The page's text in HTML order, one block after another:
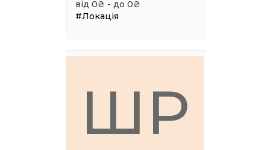
від 0₴ - до 0₴
#Локація
ШР